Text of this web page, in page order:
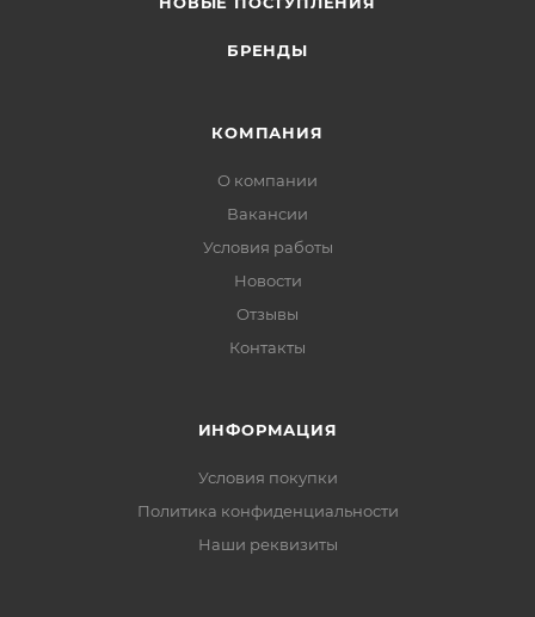
БРЕНДЫ
КОМПАНИЯ
О компании
Вакансии
Условия работы
Новости
Отзывы
Контакты
ИНФОРМАЦИЯ
Условия покупки
Политика конфиденциальности
Наши реквизиты